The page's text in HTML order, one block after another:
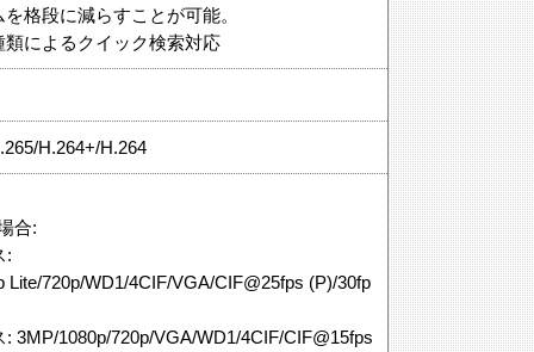
格段に減らすことが可能。
によるクイック検索対応
H.264+/H.264
合:
:
Lite/720p/WD1/4CIF/VGA/CIF@25fps (P)/30fp
3MP/1080p/720p/VGA/WD1/4CIF/CIF@15fps